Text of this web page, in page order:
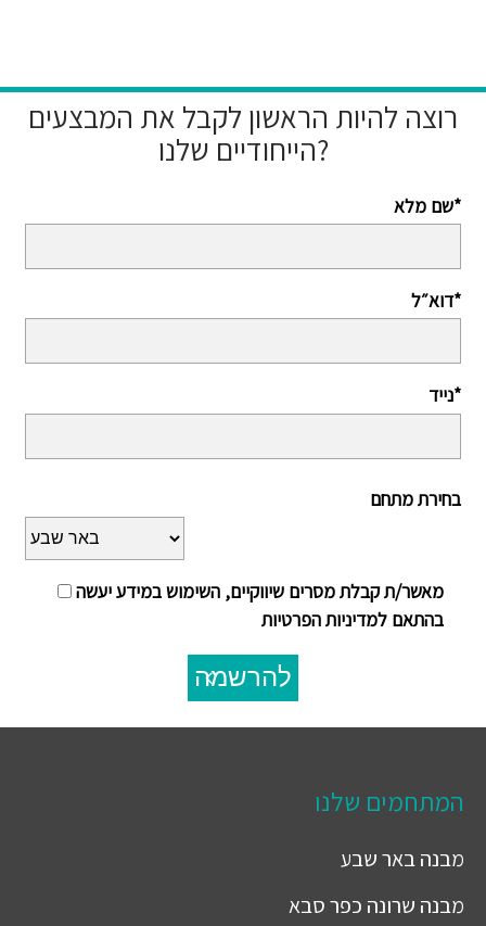
רוצה להיות הראשון לקבל את המבצעים
הייחודיים שלנו?
שם מלא*
דוא״ל*
נייד*
בחירת מתחם
מאשר/ת קבלת מסרים שיווקיים, השימוש במידע יעשה
בהתאם למדיניות הפרטיות
להרשמה
המתחמים שלנו
מבנהבאר שבע
מבנה שרונה כפר סבא